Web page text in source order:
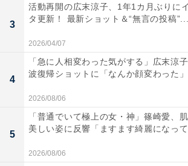
3
活動再開の広末涼子、1年1カ月ぶりに
タ更新！ 最新ショット＆“無言の投稿”...
2026/04/07
4
「急に人相変わった気がする」広末涼
波復帰ショットに「なんか顔変わった
2026/08/06
5
「普通でいて極上の女・神」篠崎愛、
美しい姿に反響「ますます綺麗になっ
2026/08/06